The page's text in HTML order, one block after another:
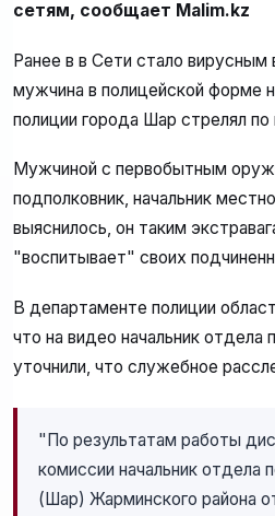
сетям, сообщает Malim.kz
Ранее в в Сети стало вирусным
мужчина в полицейской форме
полиции города Шар стрелял по
Мужчиной с первобытным
подполковник, начальник
выяснилось, он таким
"воспитывает" своих
В департаменте полиции
что на видео начальник отдела
уточнили, что служебное
"По результатам работы
комиссии начальник отдела
(Шар) Жарминского района